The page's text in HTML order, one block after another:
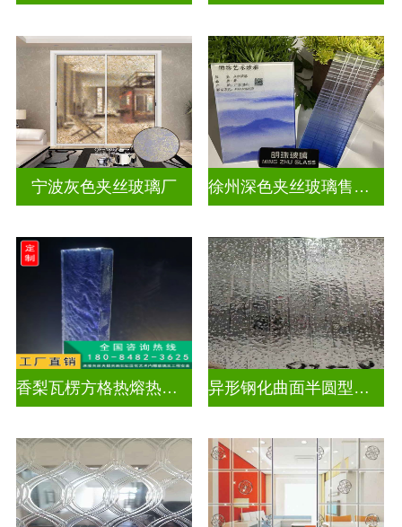
宁波灰色夹丝玻璃厂 徐州深色夹丝玻璃售价多少钱
香梨瓦楞方格热熔热弯玻璃 异形钢化曲面半圆型异形弧形玻璃